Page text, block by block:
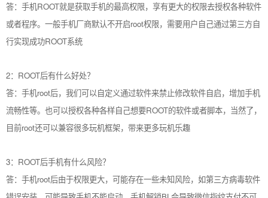
答：手机ROOT就是获取手机的最高权限，享有更大的权限去授权各种软件
或者程序。一般手机厂商默认不开启root权限，需要用户自己通过第三方自
行实现成功ROOT系统
2：ROOT后有什么好处？
答：手机root后，我们可以自定义通过软件来禁止修改软件自启，增加手机
流畅性等。也可以授权各种各样自己想要ROOT的软件或者脚本，当然了，
目前root还可以兼容很多玩机框架，带来更多玩机乐趣
3：ROOT后手机有什么风险？
答：手机root后由于权限更大，可能存在一些未知风险，如第三方病毒软件